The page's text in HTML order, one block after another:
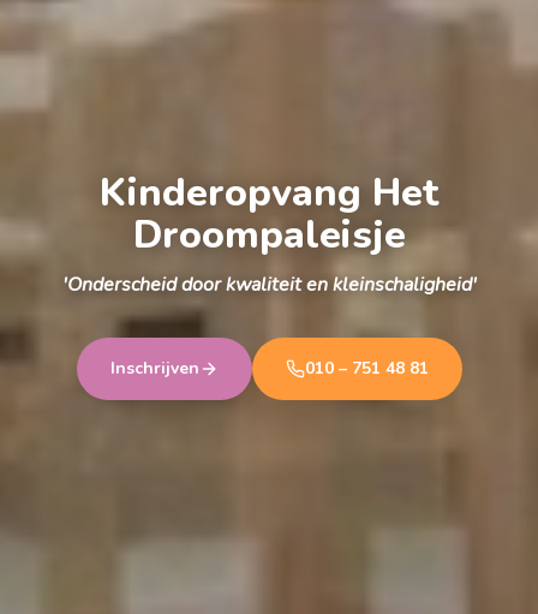
Kinderopvang Het
Droompaleisje
'Onderscheid door kwaliteit en kleinschaligheid'
Inschrijven 010 – 751 48 81